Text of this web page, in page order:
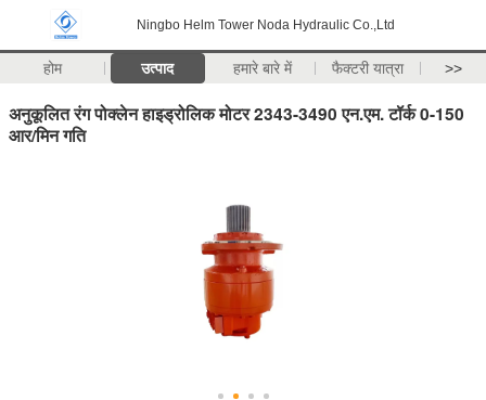
Ningbo Helm Tower Noda Hydraulic Co.,Ltd
होम उत्पाद हमारे बारे में फैक्टरी यात्रा >>
अनुकूलित रंग पोक्लेन हाइड्रोलिक मोटर 2343-3490 एन.एम. टॉर्क 0-150
आर/मिन गति